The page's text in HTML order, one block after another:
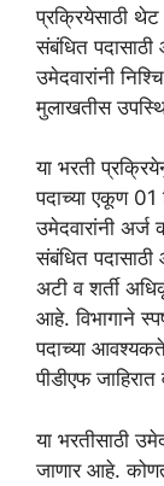
प्रक्रियेसाठी
संबंधित
उमेदवारांनी
मुलाखतीस
या भरती
पदाच्या एकूण 01
उमेदवारांनी अर्ज
संबंधित
अटी व शर्ती
आहे. विभागाने
पदाच्या
पीडीएफ
या भरतीसाठी
जाणार आहे.